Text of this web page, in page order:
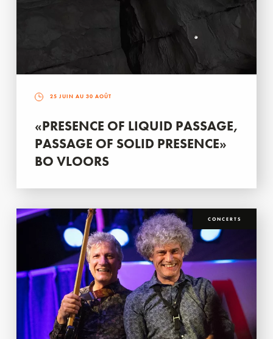
25 JUIN AU 30 AOÛT
«PRESENCE OF LIQUID PASSAGE,
PASSAGE OF SOLID PRESENCE»
BO VLOORS
CONCERTS